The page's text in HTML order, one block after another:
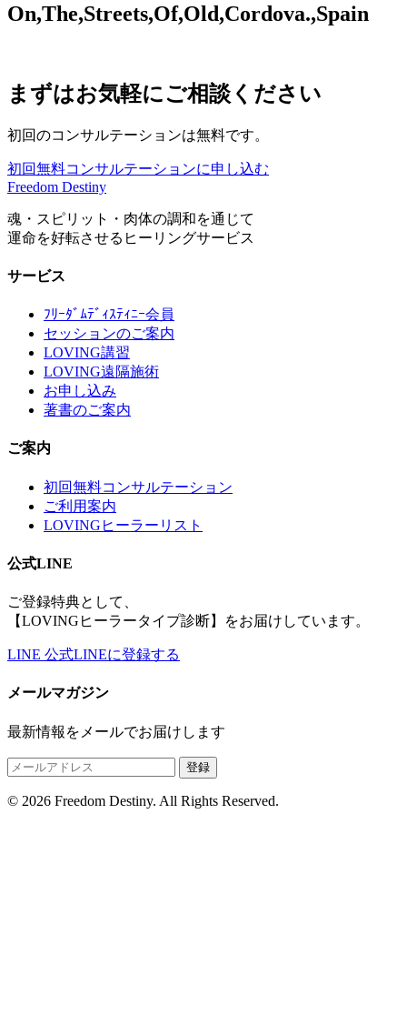
On,The,Streets,Of,Old,Cordova.,Spain
まずはお気軽にご相談ください
初回のコンサルテーションは無料です。
初回無料コンサルテーションに申し込む
Freedom Destiny
魂・スピリット・肉体の調和を通じて
運命を好転させるヒーリングサービス
サービス
ﾌﾘｰﾀﾞﾑﾃﾞｨｽﾃｨﾆｰ会員
セッションのご案内
LOVING講習
LOVING遠隔施術
お申し込み
著書のご案内
ご案内
初回無料コンサルテーション
ご利用案内
LOVINGヒーラーリスト
公式LINE
ご登録特典として、
【LOVINGヒーラータイプ診断】をお届けしています。
LINE 公式LINEに登録する
メールマガジン
最新情報をメールでお届けします
登録
© 2026 Freedom Destiny. All Rights Reserved.